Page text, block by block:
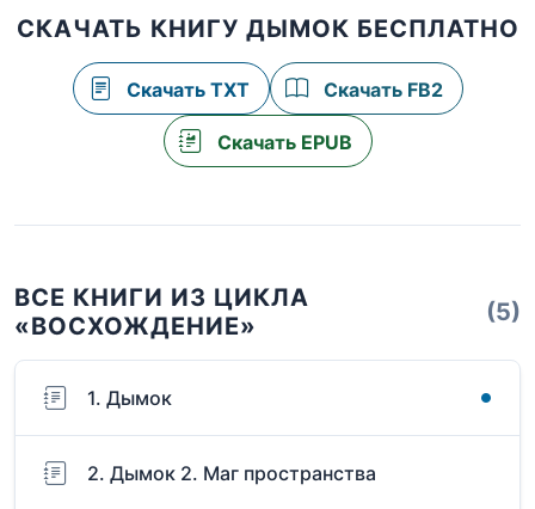
СКАЧАТЬ КНИГУ ДЫМОК БЕСПЛАТНО
Скачать TXT Скачать FB2
Скачать EPUB
ВСЕ КНИГИ ИЗ ЦИКЛА
«ВОСХОЖДЕНИЕ»
(5)
1. Дымок
2. Дымок 2. Маг пространства